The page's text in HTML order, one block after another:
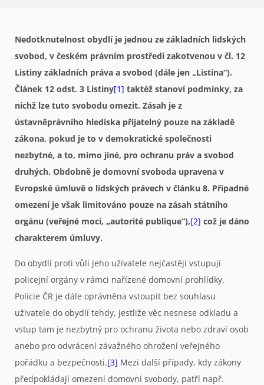
Nedotknutelnost obydlí je jednou ze základních lidských
svobod, v českém právním prostředí zakotvenou v čl. 12
Listiny základních práva a svobod (dále jen „Listina“).
Článek 12 odst. 3 Listiny[1] taktéž stanoví podmínky, za
nichž lze tuto svobodu omezit. Zásah je z
ústavněprávního hlediska přijatelný pouze na základě
zákona, pokud je to v demokratické společnosti
nezbytné, a to, mimo jiné, pro ochranu práv a svobod
druhých. Obdobně je domovní svoboda upravena v
Evropské úmluvě o lidských právech v článku 8. Případné
omezení je však limitováno pouze na zásah státního
orgánu (veřejné moci, „autorité publique“),[2] což je dáno
charakterem úmluvy.
Do obydlí proti vůli jeho uživatele nejčastěji vstupují
policejní orgány v rámci nařízené domovní prohlídky.
Policie ČR je dále oprávněna vstoupit bez souhlasu
uživatele do obydlí tehdy, jestliže věc nesnese odkladu a
vstup tam je nezbytný pro ochranu života nebo zdraví osob
anebo pro odvrácení závažného ohrožení veřejného
pořádku a bezpečnosti.[3] Mezi další případy, kdy zákony
předpokládají omezení domovní svobody, patří např.